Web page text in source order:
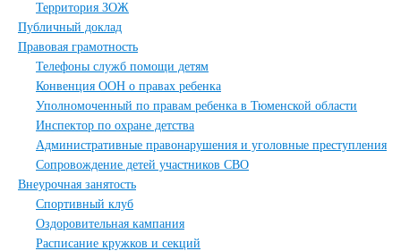
Территория ЗОЖ
Публичный доклад
Правовая грамотность
Телефоны служб помощи детям
Конвенция ООН о правах ребенка
Уполномоченный по правам ребенка в Тюменской области
Инспектор по охране детства
Административные правонарушения и уголовные преступления
Сопровождение детей участников СВО
Внеурочная занятость
Спортивный клуб
Оздоровительная кампания
Расписание кружков и секций